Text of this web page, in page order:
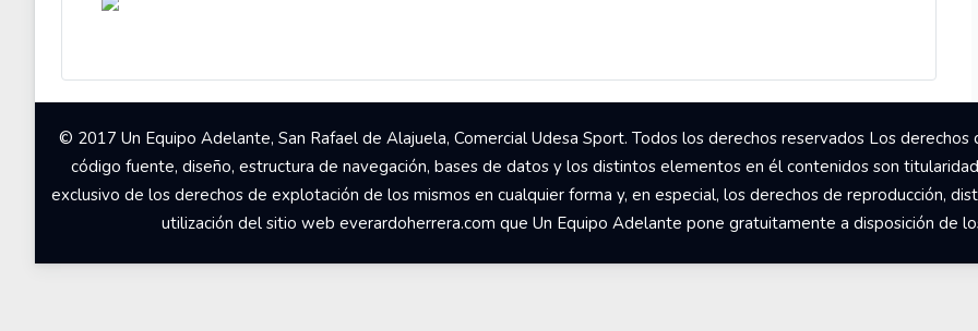
© 2017 Un Equipo Adelante, San Rafael de Alajuela, Comercial Udesa Sport. Todos los derechos reservados Los
código fuente, diseño, estructura de navegación, bases de datos y los distintos elementos en él contenidos son
exclusivo de los derechos de explotación de los mismos en cualquier forma y, en especial, los derechos de reproducción,
utilización del sitio web everardoherrera.com que Un Equipo Adelante pone gratuitamente a disposición de